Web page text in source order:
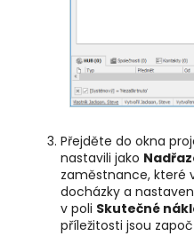
Přejděte do okna
nastavili jako
zaměstnance, které
docházky a
v poli Skutečné
příležitosti jsou